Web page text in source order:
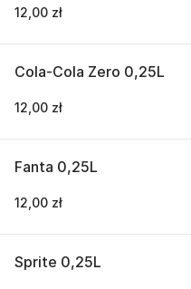
12,00 zł
Cola-Cola Zero 0,25L
12,00 zł
Fanta 0,25L
12,00 zł
Sprite 0,25L